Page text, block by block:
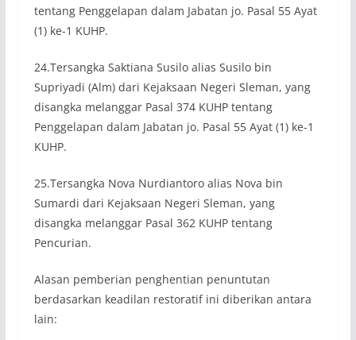
tentang Penggelapan dalam Jabatan jo. Pasal 55 Ayat
(1) ke-1 KUHP.
24.Tersangka Saktiana Susilo alias Susilo bin
Supriyadi (Alm) dari Kejaksaan Negeri Sleman, yang
disangka melanggar Pasal 374 KUHP tentang
Penggelapan dalam Jabatan jo. Pasal 55 Ayat (1) ke-1
KUHP.
25.Tersangka Nova Nurdiantoro alias Nova bin
Sumardi dari Kejaksaan Negeri Sleman, yang
disangka melanggar Pasal 362 KUHP tentang
Pencurian.
Alasan pemberian penghentian penuntutan
berdasarkan keadilan restoratif ini diberikan antara
lain: